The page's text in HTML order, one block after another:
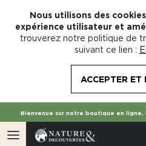
Nous utilisons des
expérience utilisateur et
trouverez notre politique de
suivant ce lien :
ACCEPTER ET
Bienvenue sur notre boutique en ligne,